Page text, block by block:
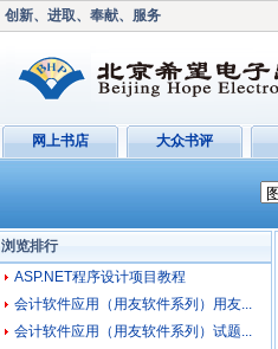
创新、进取、奉献、服务
网上书店 大众书评
浏览排行
ASP.NET程序设计项目教程
会计软件应用（用友软件系列）用友...
会计软件应用（用友软件系列）试题...